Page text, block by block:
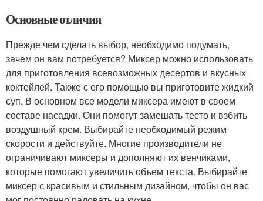
Основные отличия
Прежде чем сделать выбор, необходимо подумать,
зачем он вам потребуется? Миксер можно использовать
для приготовления всевозможных десертов и вкусных
коктейлей. Также с его помощью вы приготовите жидкий
суп. В основном все модели миксера имеют в своем
составе насадки. Они помогут замешать тесто и взбить
воздушный крем. Выбирайте необходимый режим
скорости и действуйте. Многие производители не
ограничивают миксеры и дополняют их венчиками,
которые помогают увеличить объем текста. Выбирайте
миксер с красивым и стильным дизайном, чтобы он вас